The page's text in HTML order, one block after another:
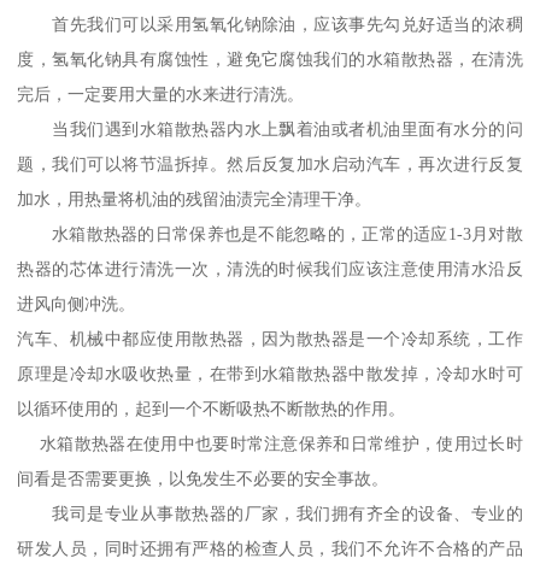
首先我们可以采用氢氧化钠除油，应该事先勾兑好适当的浓稠
度，氢氧化钠具有腐蚀性，避免它腐蚀我们的水箱散热器，在清洗
完后，一定要用大量的水来进行清洗。
当我们遇到水箱散热器内水上飘着油或者机油里面有水分的问
题，我们可以将节温拆掉。然后反复加水启动汽车，再次进行反复
加水，用热量将机油的残留油渍完全清理干净。
水箱散热器的日常保养也是不能忽略的，正常的适应1-3月对散
热器的芯体进行清洗一次，清洗的时候我们应该注意使用清水沿反
进风向侧冲洗。
汽车、机械中都应使用散热器，因为散热器是一个冷却系统，工作
原理是冷却水吸收热量，在带到水箱散热器中散发掉，冷却水时可
以循环使用的，起到一个不断吸热不断散热的作用。
水箱散热器在使用中也要时常注意保养和日常维护，使用过长时
间看是否需要更换，以免发生不必要的安全事故。
我司是专业从事散热器的厂家，我们拥有齐全的设备、专业的
研发人员，同时还拥有严格的检查人员，我们不允许不合格的产品